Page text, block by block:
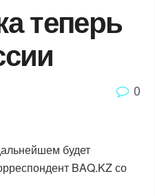
теперь
0
будет
BAQ.KZ со